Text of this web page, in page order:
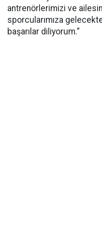
antrenörlerimizi ve
sporcularımıza
başarılar diliyorum.”